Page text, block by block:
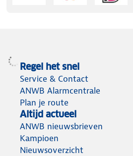
Regel het snel
Service & Contact
ANWB Alarmcentrale
Plan je route
Altijd actueel
ANWB nieuwsbrieven
Kampioen
Nieuwsoverzicht